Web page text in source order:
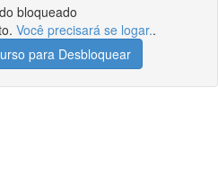
bloqueado
Você precisará se logar..
para Desbloquear